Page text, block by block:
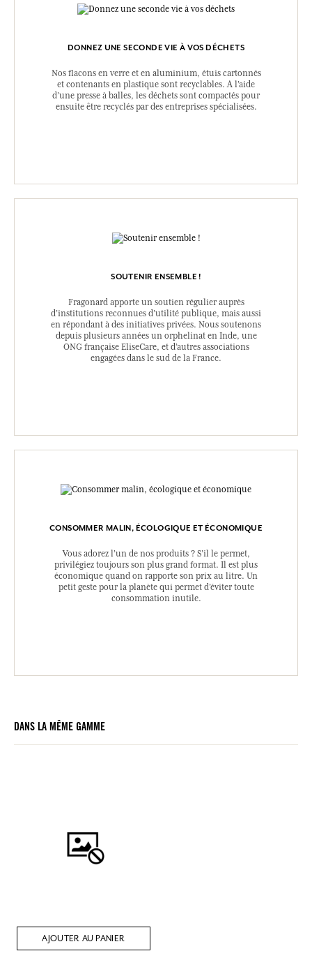
DONNEZ UNE SECONDE VIE À VOS DÉCHETS
Nos flacons en verre et en aluminium, étuis cartonnés
et contenants en plastique sont recyclables. A l’aide
d’une presse à balles, les déchets sont compactés pour
ensuite être recyclés par des entreprises spécialisées.
SOUTENIR ENSEMBLE !
Fragonard apporte un soutien régulier auprès
d’institutions reconnues d’utilité publique, mais aussi
en répondant à des initiatives privées. Nous soutenons
depuis plusieurs années un orphelinat en Inde, une
ONG française EliseCare, et d’autres associations
engagées dans le sud de la France.
CONSOMMER MALIN, ÉCOLOGIQUE ET ÉCONOMIQUE
Vous adorez l’un de nos produits ? S’il le permet,
privilégiez toujours son plus grand format. Il est plus
économique quand on rapporte son prix au litre. Un
petit geste pour la planète qui permet d’éviter toute
consommation inutile.
DANS LA MÊME GAMME
AJOUTER AU PANIER